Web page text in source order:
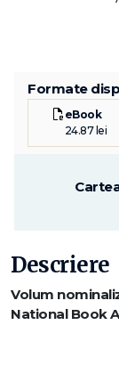
Formate
eBook
24.87 lei
Descriere
Volum
National Book